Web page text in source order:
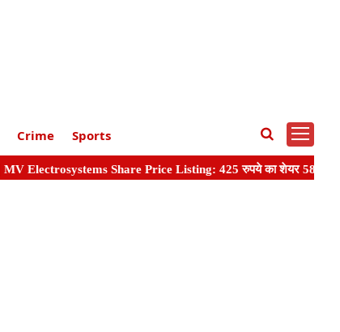
Crime Sports